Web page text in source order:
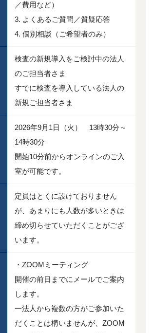
／費用など）
3. よくあるご質問／質疑応答
4. 個別相談（ご希望者のみ）
検査の新規導入をご検討中の法人
のご担当者さま
すでに検査を導入している法人の
新規ご担当者さま
2026年9月1日（火） 13時30分～
14時30分
開始10分前からオンラインのご入
室が可能です。
定員はとくに設けておりません
が、あまりにも人数が多いときは
締め切らせていただくことがござ
います。
・ZOOMミーティング
開催の前日までにメールでご案内
します。
一法人から複数の方がご参加いた
だくことは構いませんが、ZOOM